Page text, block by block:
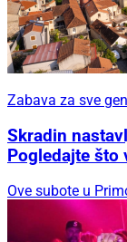
Zabava za sve
Skradin
Pogledajte što
Ove subote u